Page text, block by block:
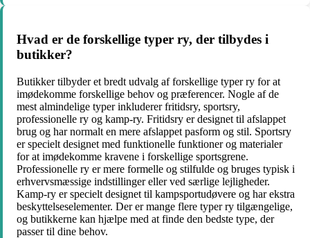
Hvad er de forskellige typer ry, der tilbydes i
butikker?
Butikker tilbyder et bredt udvalg af forskellige typer ry for at
imødekomme forskellige behov og præferencer. Nogle af de
mest almindelige typer inkluderer fritidsry, sportsry,
professionelle ry og kamp-ry. Fritidsry er designet til afslappet
brug og har normalt en mere afslappet pasform og stil. Sportsry
er specielt designet med funktionelle funktioner og materialer
for at imødekomme kravene i forskellige sportsgrene.
Professionelle ry er mere formelle og stilfulde og bruges typisk i
erhvervsmæssige indstillinger eller ved særlige lejligheder.
Kamp-ry er specielt designet til kampsportudøvere og har ekstra
beskyttelseselementer. Der er mange flere typer ry tilgængelige,
og butikkerne kan hjælpe med at finde den bedste type, der
passer til dine behov.